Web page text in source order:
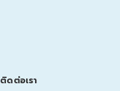
ติดต่อเรา